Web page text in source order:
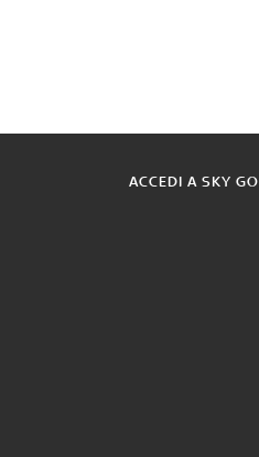
ACCEDI A SKY GO